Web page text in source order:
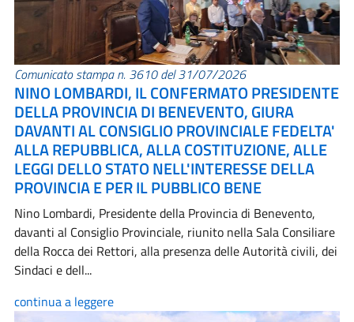
Comunicato stampa n. 3610 del 31/07/2026
NINO LOMBARDI, IL CONFERMATO PRESIDENTE
DELLA PROVINCIA DI BENEVENTO, GIURA
DAVANTI AL CONSIGLIO PROVINCIALE FEDELTA'
ALLA REPUBBLICA, ALLA COSTITUZIONE, ALLE
LEGGI DELLO STATO NELL'INTERESSE DELLA
PROVINCIA E PER IL PUBBLICO BENE
Nino Lombardi, Presidente della Provincia di Benevento,
davanti al Consiglio Provinciale, riunito nella Sala Consiliare
della Rocca dei Rettori, alla presenza delle Autorità civili, dei
Sindaci e dell...
continua a leggere